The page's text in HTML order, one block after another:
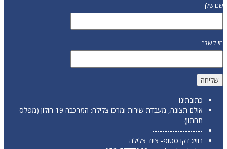
שם שלך
מייל שלך
כתובתינו
אולם תצוגה, מעבדת שירות ומרכז צלילה: המרכבה 19 חולון (מפלס
תחתון)
--------------------
בוויז: דקו סטופ- ציוד צלילה